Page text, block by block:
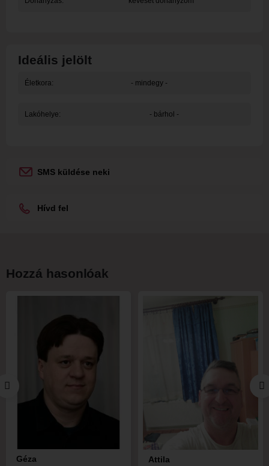
Ideális jelölt
Életkora: - mindegy -
Lakóhelye: - bárhol -
SMS küldése neki
Hívd fel
Hozzá hasonlóak
Géza Attila